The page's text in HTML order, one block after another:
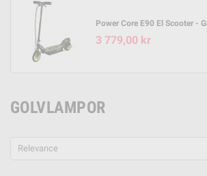
Power Core E90 El Scooter -
3 779,00 kr
GOLVLAMPOR
Relevance